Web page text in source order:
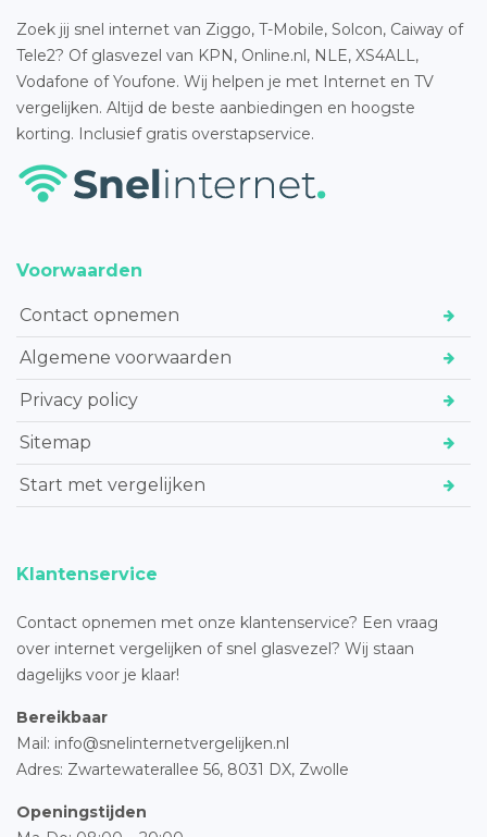
Zoek jij snel internet van Ziggo, T-Mobile, Solcon, Caiway of
Tele2? Of glasvezel van KPN, Online.nl, NLE, XS4ALL,
Vodafone of Youfone. Wij helpen je met Internet en TV
vergelijken. Altijd de beste aanbiedingen en hoogste
korting. Inclusief gratis overstapservice.
Voorwaarden
Contact opnemen
Algemene voorwaarden
Privacy policy
Sitemap
Start met vergelijken
Klantenservice
Contact opnemen met onze klantenservice? Een vraag
over internet vergelijken of snel glasvezel? Wij staan
dagelijks voor je klaar!
Bereikbaar
Mail: info@snelinternetvergelijken.nl
Adres: Zwartewaterallee 56, 8031 DX, Zwolle
Openingstijden